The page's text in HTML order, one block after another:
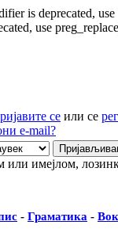
is deprecated,
use
се или се
e-mail?
или имејлом,
- Граматика -